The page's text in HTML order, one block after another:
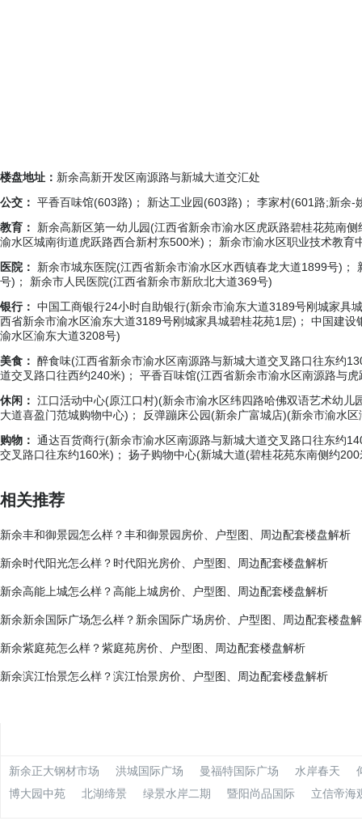
楼盘地址： 新余高新开发区南源路与新城大道交汇处
公交： 平香百味馆(603路)； 新达工业园(603路)； 李家村(601路;新余-
教育：
新余高新区第一幼儿园(江西省新余市渝水区虎跃路碧桂花苑南
渝水区城南街道虎跃路西合新村东500米)； 新余市渝水区职业技术教
医院：
新余市城东医院(江西省新余市渝水区水西镇春龙大道1899号)；
号)； 新余市人民医院(江西省新余市新欣北大道369号)
银行： 中国工商银行24小时自助银行(新余市渝东大道3189号刚城家具
西省新余市渝水区渝东大道3189号刚城家具城碧桂花苑1层)； 中国建
渝水区渝东大道3208号)
美食： 醉食味(江西省新余市渝水区南源路与新城大道交叉路口往东约
道交叉路口往西约240米)； 平香百味馆(江西省新余市渝水区南源路与
休闲： 江口活动中心(原江口村)(新余市渝水区纬四路哈佛双语艺术幼
大道喜盈门范城购物中心)； 反弹蹦床公园(新余广富城店)(新余市渝水
购物： 通达百货商行(新余市渝水区南源路与新城大道交叉路口往东约
交叉路口往东约160米)； 扬子购物中心(新城大道(碧桂花苑东南侧约
相关推荐
新余丰和御景园怎么样？丰和御景园房价、户型图、周边配套楼盘解析
新余时代阳光怎么样？时代阳光房价、户型图、周边配套楼盘解析
新余高能上城怎么样？高能上城房价、户型图、周边配套楼盘解析
新余新余国际广场怎么样？新余国际广场房价、户型图、周边配套楼盘
新余紫庭苑怎么样？紫庭苑房价、户型图、周边配套楼盘解析
新余滨江怡景怎么样？滨江怡景房价、户型图、周边配套楼盘解析
新余正大钢材市场 洪城国际广场 曼福特国际广场 水岸春天
博大园中苑
北湖缔景 绿景水岸二期 暨阳尚品国际 立信帝海